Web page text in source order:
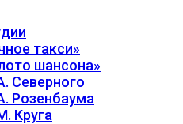
такси»
шансона»
Северного
Розенбаума
Круга